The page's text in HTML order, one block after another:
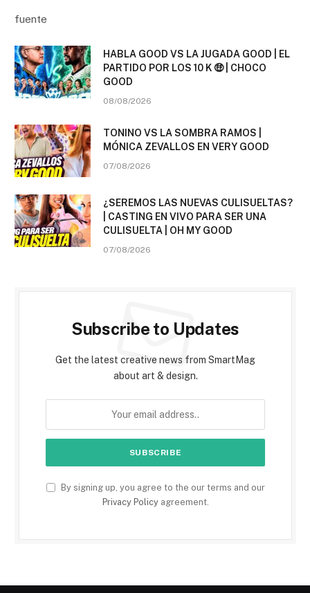
fuente
HABLA GOOD VS LA JUGADA GOOD | EL
PARTIDO POR LOS 10 K 🤑 | CHOCO
GOOD
08/08/2026
TONINO VS LA SOMBRA RAMOS |
MÓNICA ZEVALLOS EN VERY GOOD
07/08/2026
¿SEREMOS LAS NUEVAS CULISUELTAS?
| CASTING EN VIVO PARA SER UNA
CULISUELTA | OH MY GOOD
07/08/2026
Subscribe to Updates
Get the latest creative news from SmartMag
about art & design.
By signing up, you agree to the our terms and our
Privacy Policyagreement.